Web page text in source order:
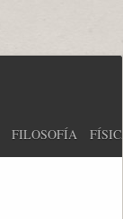
FILOSOFÍA